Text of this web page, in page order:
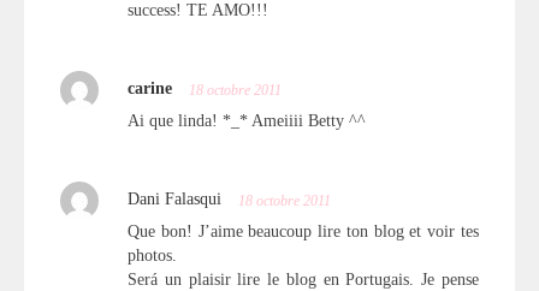
success! TE AMO!!!
carine 18 octobre 2011
Ai que linda! *_* Ameiiii Betty ^^
Dani Falasqui 18 octobre 2011
Que bon! J’aime beaucoup lire ton blog et voir tes
photos.
Será un plaisir lire le blog en Portugais. Je pense